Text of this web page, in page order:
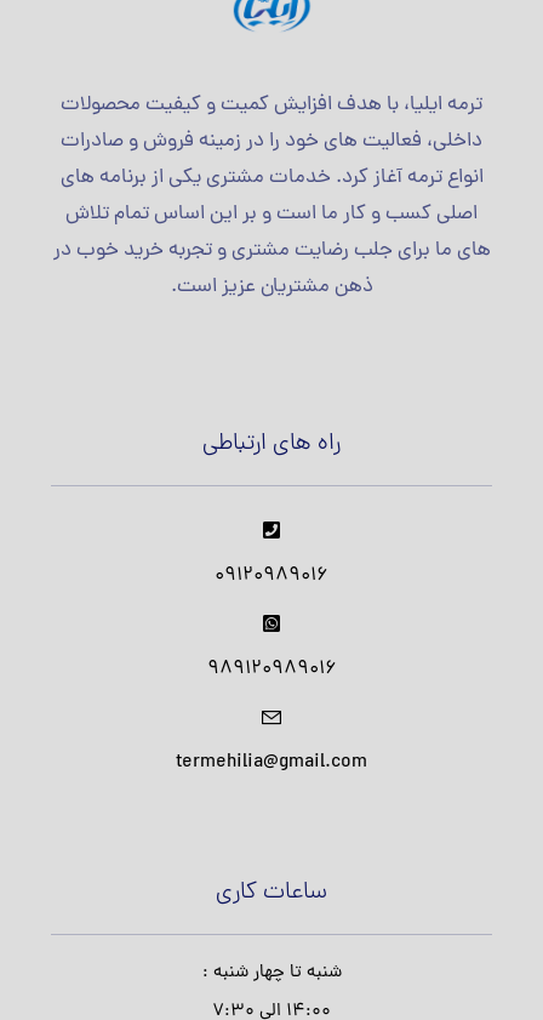
ترمه ایلیا، با هدف افزایش کمیت و کیفیت محصولات
داخلی، فعالیت های خود را در زمینه فروش و صادرات
انواع ترمه آغاز کرد. خدمات مشتری یکی از برنامه های
اصلی کسب و کار ما است و بر این اساس تمام تلاش
های ما برای جلب رضایت مشتری و تجربه خرید خوب در
ذهن مشتریان عزیز است.
راه های ارتباطی
09120989016
989120989016
termehilia@gmail.com
ساعات کاری
شنبه تا چهار شنبه :
14:00 الی 7:30